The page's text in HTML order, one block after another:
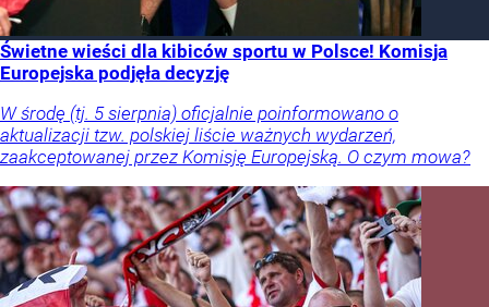
Świetne wieści dla kibiców sportu w Polsce! Komisja
Europejska podjęła decyzję
W środę (tj. 5 sierpnia) oficjalnie poinformowano o
aktualizacji tzw. polskiej liście ważnych wydarzeń,
zaakceptowanej przez Komisję Europejską. O czym mowa?